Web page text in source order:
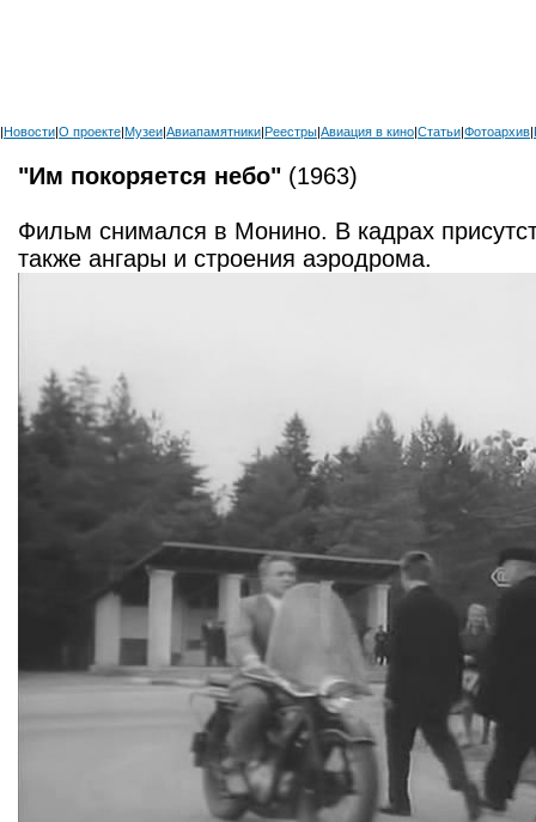
|Новости|О проекте|Музеи|Авиапамятники|Реестры|Авиация в кино|Статьи|Фотоархив|
"Им покоряется небо"(1963)
Фильм снимался в Монино. В кадрах
также ангары и строения аэродрома.